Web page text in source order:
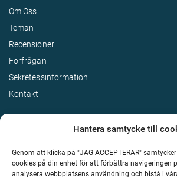
Hantera samtycke till
Genom att klicka på "JAG ACCEPTERAR"
cookies på din enhet för att förbättra navigeringen
analysera webbplatsens användning och bistå i
Om Oss
Teman
Recensioner
Förfrågan
Sekretessinformation
Kontakt